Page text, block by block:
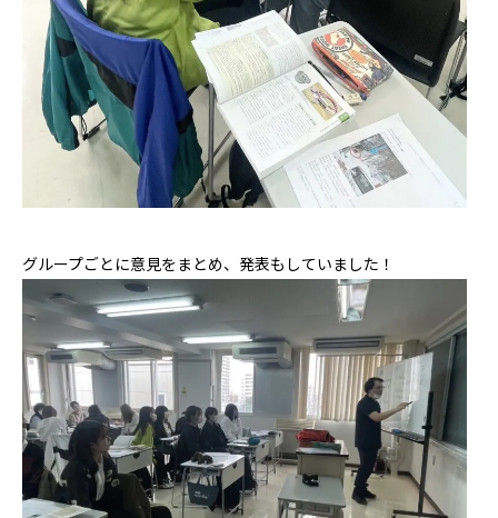
グループごとに意見をまとめ、発表もしていました！